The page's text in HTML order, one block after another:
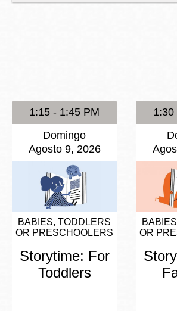
Presidio
Bibliotecas
1:15 - 1:45 PM
Domingo
Agosto 9, 2026
BABIES, TODDLERS
OR PRESCHOOLERS
Storytime: For
Toddlers
1:30
OR